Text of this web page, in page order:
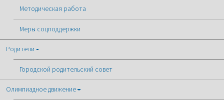
Методическая работа
Меры соцподдержки
Родители
Городской родительский совет
Олимпиадное движение